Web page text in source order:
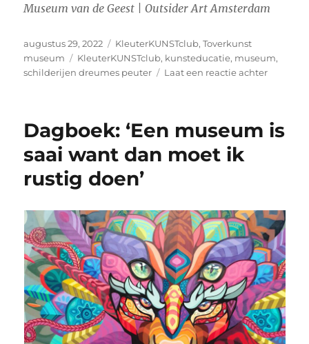
Museum van de Geest | Outsider Art Amsterdam
Geplaatst
op
augustus 29, 2022 Categorieën
KleuterKUNSTclub,Toverkunst
museum
Tags
KleuterKUNSTclub, kunsteducatie, museum,
schilderijen dreumes peuter
Laat een reactie achterop
wordt
Dagboek: ‘Een museum is
saai want dan moet ik
rustig doen’